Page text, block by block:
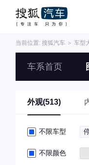
当前位置: 搜狐汽车 ＞ 车型
车系首页
外观(513)
不限车型
不限颜色